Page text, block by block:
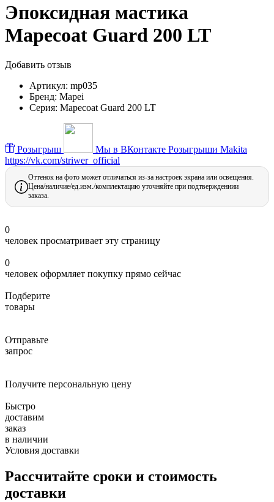
Эпоксидная мастика
Mapecoat Guard 200 LT
Добавить отзыв
Артикул: mp035
Бренд: Mapei
Серия: Mapecoat Guard 200 LT
Розыгрыш Мы в ВКонтакте Розыгрыши Makita
https://vk.com/striwer_official
Оттенок на фото может отличаться из-за настроек экрана или освещения.
Цена/наличие/ед.изм./комплектацию уточняйте при подтверждениии
заказа.
0
человек просматривает эту страницу
0
человек оформляет покупку прямо сейчас
Подберите
товары
Отправьте
запрос
Получите персональную цену
Быстро
доставим
заказ
в наличии
Условия доставки
Рассчитайте сроки и стоимость
доставки